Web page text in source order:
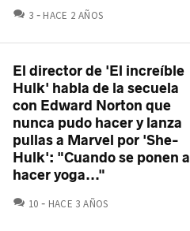
3 COMENTARIOS
HACE 2 AÑOS
El director de 'El increíble
Hulk' habla de la secuela
con Edward Norton que
nunca pudo hacer y lanza
pullas a Marvel por 'She-
Hulk': "Cuando se ponen a
hacer yoga..."
10 COMENTARIOS
HACE 3 AÑOS